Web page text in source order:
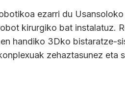
ezarri du
kirurgiko bat instalatuz.
handiko 3Dko bistaratze-
zehaztasunez eta